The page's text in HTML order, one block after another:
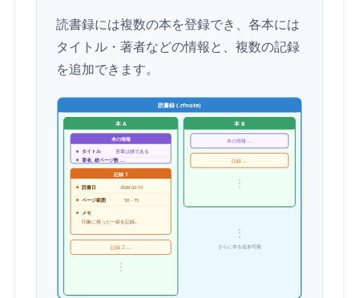
読書録には複数の本を登録でき、各本には
タイトル・著者などの情報と、複数の記録
を追加できます。
読書録 (.rfnote)
本 A
本の情報
タイトル 吾輩は猫である
著者, 総ページ数 ...
記録 1
読書日
2026-02-10
ページ範囲 50 - 75
メモ
印象に残った一節を記録...
記録 2 ...
⋮
本 B
本の情報 ...
記録 ...
⋮
⋮
さらに本を追加可能